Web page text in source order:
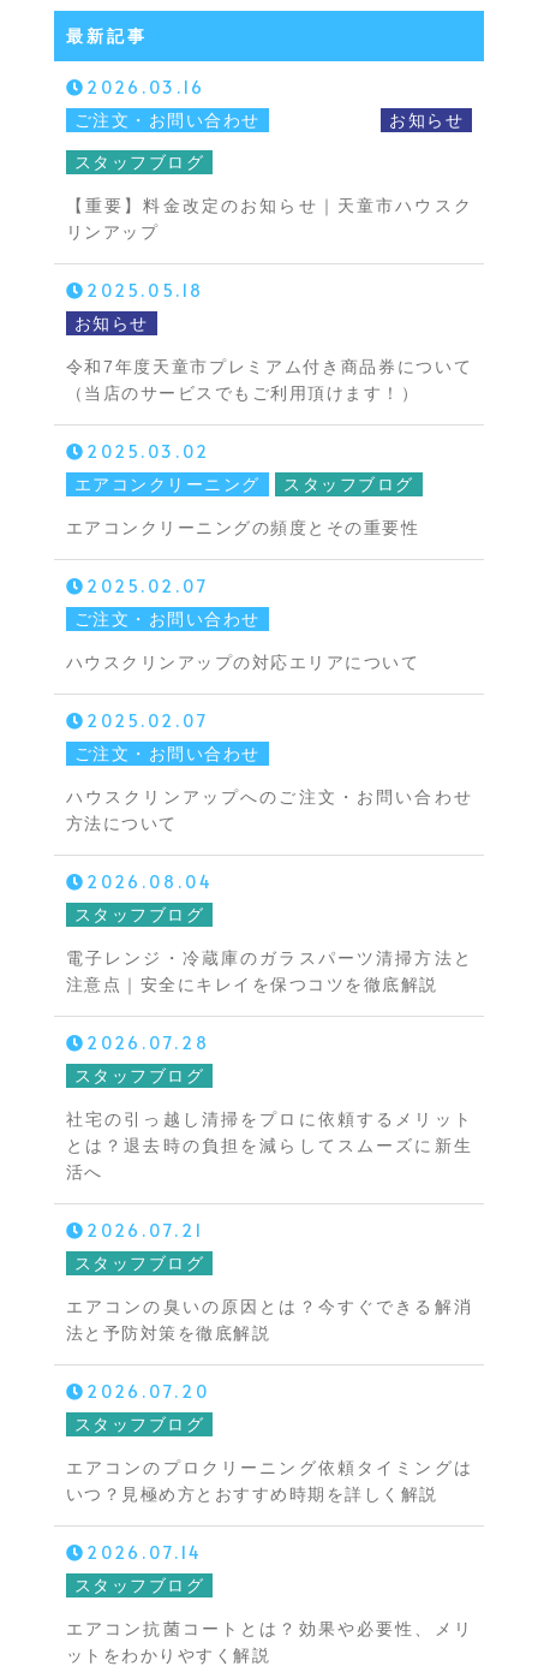
最新記事
2026.03.16
ご注文・お問い合わせ お知らせ
スタッフブログ
【重要】料金改定のお知らせ｜天童市ハウスク
リンアップ
2025.05.18
お知らせ
令和7年度天童市プレミアム付き商品券について
（当店のサービスでもご利用頂けます！）
2025.03.02
エアコンクリーニング スタッフブログ
エアコンクリーニングの頻度とその重要性
2025.02.07
ご注文・お問い合わせ
ハウスクリンアップの対応エリアについて
2025.02.07
ご注文・お問い合わせ
ハウスクリンアップへのご注文・お問い合わせ
方法について
2026.08.04
スタッフブログ
電子レンジ・冷蔵庫のガラスパーツ清掃方法と
注意点｜安全にキレイを保つコツを徹底解説
2026.07.28
スタッフブログ
社宅の引っ越し清掃をプロに依頼するメリット
とは？退去時の負担を減らしてスムーズに新生
活へ
2026.07.21
スタッフブログ
エアコンの臭いの原因とは？今すぐできる解消
法と予防対策を徹底解説
2026.07.20
スタッフブログ
エアコンのプロクリーニング依頼タイミングは
いつ？見極め方とおすすめ時期を詳しく解説
2026.07.14
スタッフブログ
エアコン抗菌コートとは？効果や必要性、メリ
ットをわかりやすく解説